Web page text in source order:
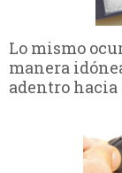
Lo mismo
manera
adentro hacia